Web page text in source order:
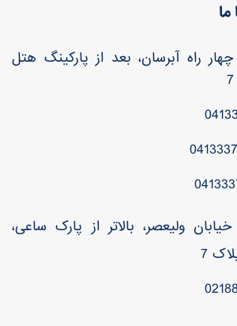
ما
چهار راه آبرسان، بعد از پارکینگ هتل
خیابان ولیعصر، بالاتر از پارک ساعی،
7